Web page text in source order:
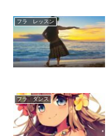
フラ レッスン
フラ ダンス